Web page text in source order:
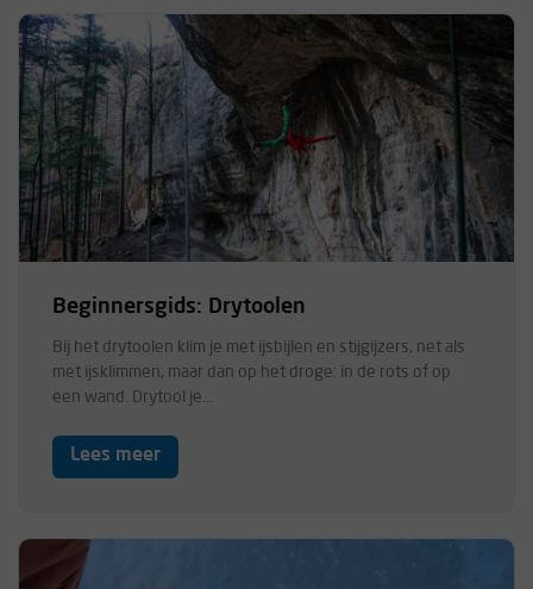
Beginnersgids: Drytoolen
Bij het drytoolen klim je met ijsbijlen en stijgijzers, net als
met ijsklimmen, maar dan op het droge: in de rots of op
een wand. Drytool je...
Lees meer